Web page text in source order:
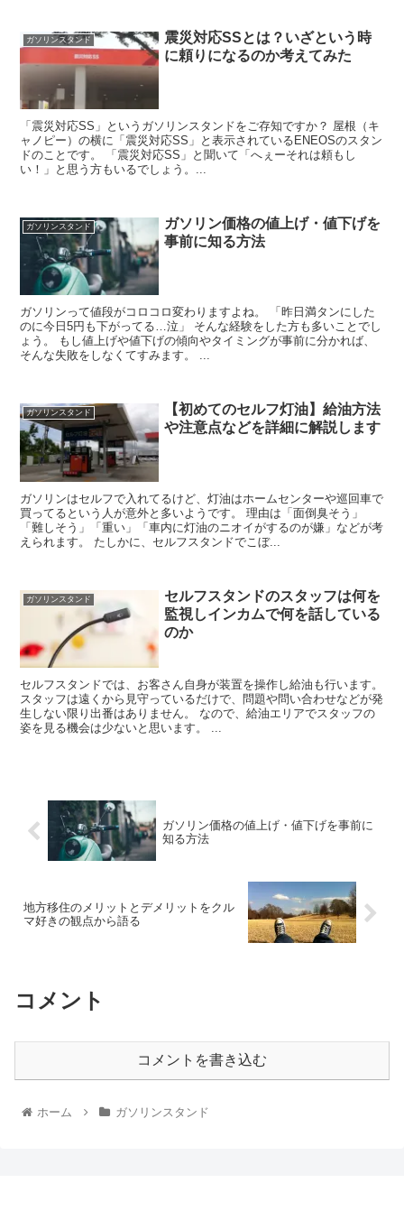
ガソリンスタンド
震災対応SSとは？いざという時
に頼りになるのか考えてみた
「震災対応SS」というガソリンスタンドをご存知ですか？ 屋根（キ
ャノピー）の横に「震災対応SS」と表示されているENEOSのスタン
ドのことです。 「震災対応SS」と聞いて「へぇーそれは頼もし
い！」と思う方もいるでしょう。...
ガソリンスタンド
ガソリン価格の値上げ・値下げを
事前に知る方法
ガソリンって値段がコロコロ変わりますよね。 「昨日満タンにした
のに今日5円も下がってる…泣」 そんな経験をした方も多いことでし
ょう。 もし値上げや値下げの傾向やタイミングが事前に分かれば、
そんな失敗をしなくてすみます。 ...
ガソリンスタンド
【初めてのセルフ灯油】給油方法
や注意点などを詳細に解説します
ガソリンはセルフで入れてるけど、灯油はホームセンターや巡回車で
買ってるという人が意外と多いようです。 理由は「面倒臭そう」
「難しそう」「重い」「車内に灯油のニオイがするのが嫌」などが考
えられます。 たしかに、セルフスタンドでこぼ...
ガソリンスタンド
セルフスタンドのスタッフは何を
監視しインカムで何を話している
のか
セルフスタンドでは、お客さん自身が装置を操作し給油も行います。
スタッフは遠くから見守っているだけで、問題や問い合わせなどが発
生しない限り出番はありません。 なので、給油エリアでスタッフの
姿を見る機会は少ないと思います。 ...
ガソリン価格の値上げ・値下げを事前に
知る方法
地方移住のメリットとデメリットをクル
マ好きの観点から語る
コメント
コメントを書き込む
ホーム ガソリンスタンド